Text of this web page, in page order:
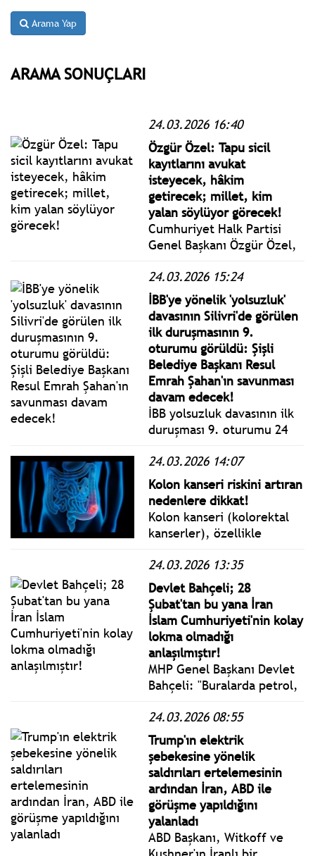
Arama Yap
ARAMA SONUÇLARI
24.03.2026 16:40
Özgür Özel: Tapu sicil
kayıtlarını avukat
isteyecek, hâkim
getirecek; millet, kim
yalan söylüyor görecek!
Cumhuriyet Halk Partisi
Genel Başkanı Özgür Özel,
bütün kredilerin faizlerinin
silinmesi, ana paraların
yapılandırılmasını bir kez
daha öneriyoruz." dedi.
24.03.2026 15:24
İBB'ye yönelik 'yolsuzluk'
davasının Silivri'de görülen
ilk duruşmasının 9.
oturumu görüldü: Şişli
Belediye Başkanı Resul
Emrah Şahan'ın savunması
davam edecek!
İBB yolsuzluk davasının ilk
duruşması 9. oturumu 24
Silivri'de görülüyor. İBB
Başkan Ekrem İmamoğlu ile
tutuklu ve tutuksuz
sanıklar hakim karşısında
savunma yapıyor.
24.03.2026 14:07
Kolon kanseri riskini artıran
nedenlere dikkat!
Kolon kanseri (kolorektal
kanserler), özellikle
alışkanlıkları nedeniyle son
yıllarda sık görülüyor.
24.03.2026 13:35
Devlet Bahçeli; 28
Şubat'tan bu yana İran
İslam Cumhuriyeti'nin kolay
lokma olmadığı
anlaşılmıştır!
MHP Genel Başkanı Devlet
Bahçeli: "Buralarda petrol,
bitmedikçe savaşlar da
bitmeyecektir. Görünen
odur ki bu kaynaklar
tükenmedikçe gözyaşları
dinmeyecektir."
24.03.2026 08:55
Trump'ın elektrik
şebekesine yönelik
saldırıları ertelemesinin
ardından İran, ABD ile
görüşme yapıldığını
yalanladı
ABD Başkanı, Witkoff ve